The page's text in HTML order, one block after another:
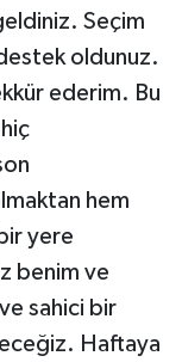
Seçim
oldunuz.
ederim. Bu
hem
yere
benim ve
sahici bir
Haftaya